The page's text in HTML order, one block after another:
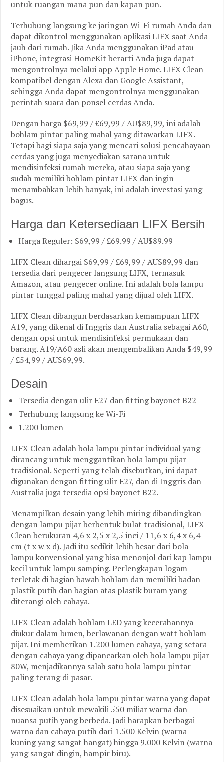
untuk ruangan mana pun dan kapan pun.
Terhubung langsung ke jaringan Wi-Fi rumah Anda dan
dapat dikontrol menggunakan aplikasi LIFX saat Anda
jauh dari rumah. Jika Anda menggunakan iPad atau
iPhone, integrasi HomeKit berarti Anda juga dapat
mengontrolnya melalui app Apple Home. LIFX Clean
kompatibel dengan Alexa dan Google Assistant,
sehingga Anda dapat mengontrolnya menggunakan
perintah suara dan ponsel cerdas Anda.
Dengan harga $69,99 / £69,99 / AU$89,99, ini adalah
bohlam pintar paling mahal yang ditawarkan LIFX.
Tetapi bagi siapa saja yang mencari solusi pencahayaan
cerdas yang juga menyediakan sarana untuk
mendisinfeksi rumah mereka, atau siapa saja yang
sudah memiliki bohlam pintar LIFX dan ingin
menambahkan lebih banyak, ini adalah investasi yang
bagus.
Harga dan Ketersediaan LIFX Bersih
Harga Reguler: $69,99 / £69.99 / AU$89.99
LIFX Clean dihargai $69,99 / £69,99 / AU$89,99 dan
tersedia dari pengecer langsung LIFX, termasuk
Amazon, atau pengecer online. Ini adalah bola lampu
pintar tunggal paling mahal yang dijual oleh LIFX.
LIFX Clean dibangun berdasarkan kemampuan LIFX
A19, yang dikenal di Inggris dan Australia sebagai A60,
dengan opsi untuk mendisinfeksi permukaan dan
barang. A19/A60 asli akan mengembalikan Anda $49,99
/ £54,99 / AU$69,99.
Desain
Tersedia dengan ulir E27 dan fitting bayonet B22
Terhubung langsung ke Wi-Fi
1.200 lumen
LIFX Clean adalah bola lampu pintar individual yang
dirancang untuk menggantikan bola lampu pijar
tradisional. Seperti yang telah disebutkan, ini dapat
digunakan dengan fitting ulir E27, dan di Inggris dan
Australia juga tersedia opsi bayonet B22.
Menampilkan desain yang lebih miring dibandingkan
dengan lampu pijar berbentuk bulat tradisional, LIFX
Clean berukuran 4,6 x 2,5 x 2,5 inci / 11,6 x 6,4 x 6,4
cm (t x w x d). Jadi itu sedikit lebih besar dari bola
lampu konvensional yang bisa menonjol dari kap lampu
kecil untuk lampu samping. Perlengkapan logam
terletak di bagian bawah bohlam dan memiliki badan
plastik putih dan bagian atas plastik buram yang
diterangi oleh cahaya.
LIFX Clean adalah bohlam LED yang kecerahannya
diukur dalam lumen, berlawanan dengan watt bohlam
pijar. Ini memberikan 1.200 lumen cahaya, yang setara
dengan cahaya yang dipancarkan oleh bola lampu pijar
80W, menjadikannya salah satu bola lampu pintar
paling terang di pasar.
LIFX Clean adalah bola lampu pintar warna yang dapat
disesuaikan untuk mewakili 550 miliar warna dan
nuansa putih yang berbeda. Jadi harapkan berbagai
warna dan cahaya putih dari 1.500 Kelvin (warna
kuning yang sangat hangat) hingga 9.000 Kelvin (warna
yang sangat dingin, hampir biru).